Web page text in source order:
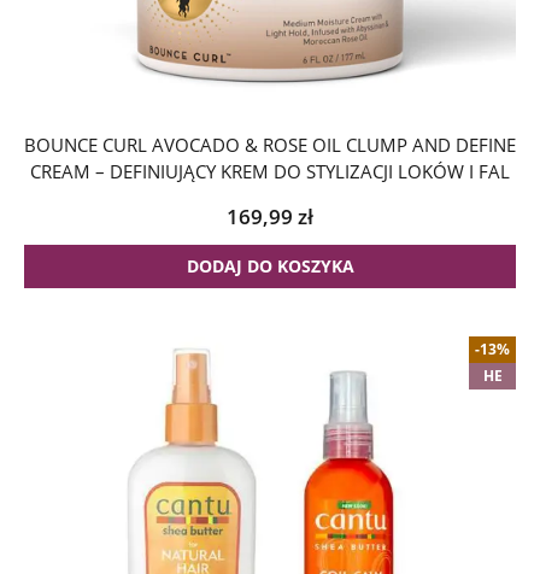
BOUNCE CURL AVOCADO & ROSE OIL CLUMP AND DEFINE
CREAM – DEFINIUJĄCY KREM DO STYLIZACJI LOKÓW I FAL
169,99 zł
DODAJ DO KOSZYKA
-13%
HE